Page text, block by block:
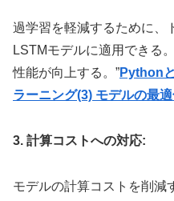
過学習を軽減するために、
LSTMモデルに適用できる
性能が向上する。”Python
ラーニング(3) モデルの最
3. 計算コストへの対応:
モデルの計算コストを削減